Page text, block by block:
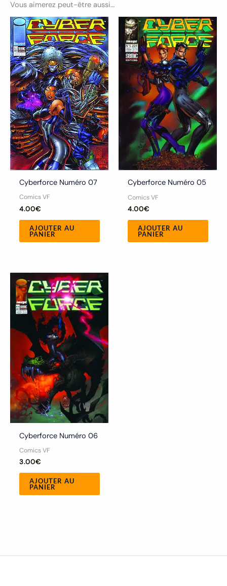
Vous aimerez peut-être aussi…
Cyberforce Numéro 07
Comics VF
4.00€
AJOUTER AU
PANIER
Cyberforce Numéro 05
Comics VF
4.00€
AJOUTER AU
PANIER
Cyberforce Numéro 06
Comics VF
3.00€
AJOUTER AU
PANIER